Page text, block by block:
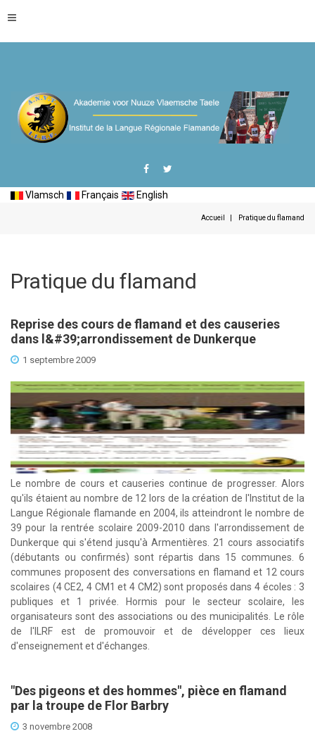
Vlamsch Français English
Accueil Pratique du flamand
Pratique du flamand
Reprise des cours de flamand et des causeries
dans l&#39;arrondissement de Dunkerque
1 septembre 2009
Le nombre de cours et causeries continue de progresser. Alors
qu'ils étaient au nombre de 12 lors de la création de l'Institut de la
Langue Régionale flamande en 2004, ils atteindront le nombre de
39 pour la rentrée scolaire 2009-2010 dans l'arrondissement de
Dunkerque qui s'étend jusqu'à Armentières. 21 cours associatifs
(débutants ou confirmés) sont répartis dans 15 communes. 6
communes proposent des conversations en flamand et 12 cours
scolaires (4 CE2, 4 CM1 et 4 CM2) sont proposés dans 4 écoles : 3
publiques et 1 privée. Hormis pour le secteur scolaire, les
organisateurs sont des associations ou des municipalités. Le rôle
de l'ILRF est de promouvoir et de développer ces lieux
d'enseignement et d'échanges.
"Des pigeons et des hommes", pièce en flamand
par la troupe de Flor Barbry
3 novembre 2008